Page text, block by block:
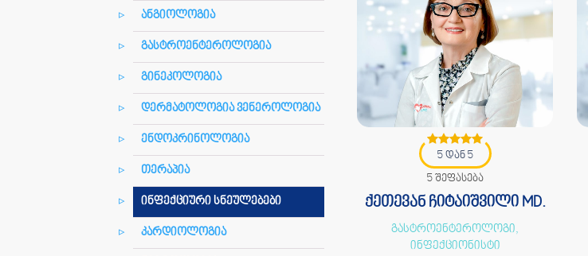
ანგიოლოგია
გასტროენტეროლოგია
გინეკოლოგია
დერმატოლოგია ვენეროლოგია
ენდოკრინოლოგია
თერაპია
ინფექციური სნეულებები
კარდიოლოგია
5 დან 5
5 შეფასება
ქეთევან ჩიტაიშვილი MD.
გასტროენტეროლოგი,
ინფექციონისტი